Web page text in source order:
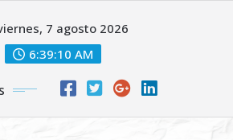
7 agosto 2026
6:39:11 AM